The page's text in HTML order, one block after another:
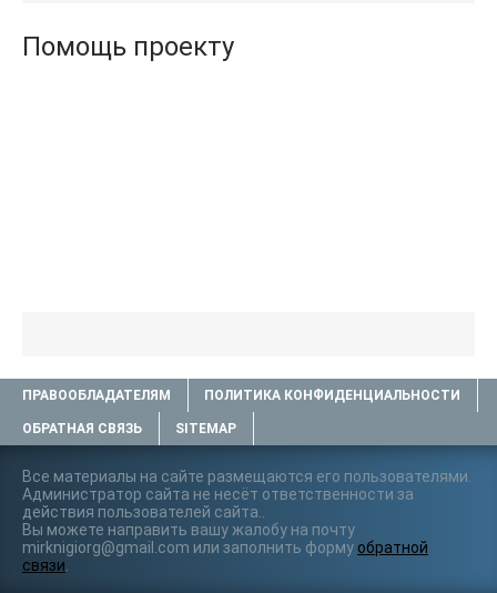
Помощь проекту
ПРАВООБЛАДАТЕЛЯМ ПОЛИТИКА КОНФИДЕНЦИАЛЬНОСТИ
ОБРАТНАЯ СВЯЗЬ SITEMAP
Все материалы на сайте размещаются его пользователями.
Администратор сайта не несёт ответственности за
действия пользователей сайта..
Вы можете направить вашу жалобу на почту
mirknigiorg@gmail.com или заполнить форму обратной
связи